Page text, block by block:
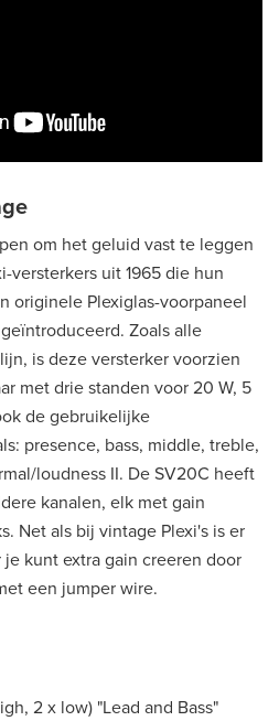
om het geluid vast te leggen
versterkers uit 1965 die hun
originele Plexiglas-voorpaneel
Zoals alle
is deze versterker voorzien
met drie standen voor 20 W, 5
de gebruikelijke
presence, bass, middle, treble,
loudness II. De SV20C heeft
kanalen, elk met gain
Net als bij vintage Plexi's is er
kunt extra gain creeren door
een jumper wire.
2 x low) "Lead and Bass"